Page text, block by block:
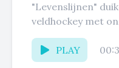
"Levenslijnen"
veldhockey met
Noah (12), Ella
PLAY